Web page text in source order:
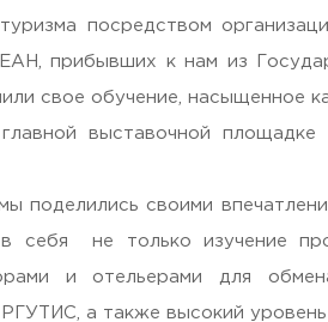
– Сервису»
посредством
прибывших к нам из
свое обучение, насыщенное
выставочной
поделились своими
себя не только изучение
и отельерами для
а также высокий уровень